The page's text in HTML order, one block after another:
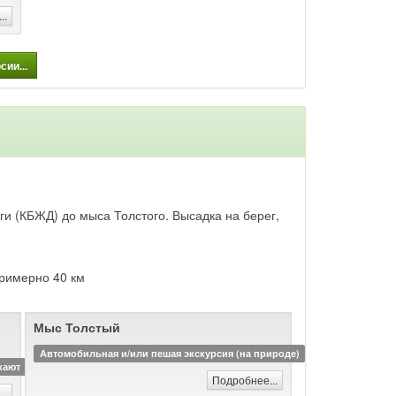
в
(КБЖД) до мыса Толстого. Высадка на берег,
40 км
Мыс Толстый
Автомобильная и/или пешая экскурсия (на природе)
Подробнее...